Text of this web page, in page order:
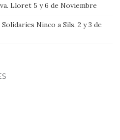
Lloret 5 y 6 de Noviembre
Ninco a Sils, 2 y 3 de